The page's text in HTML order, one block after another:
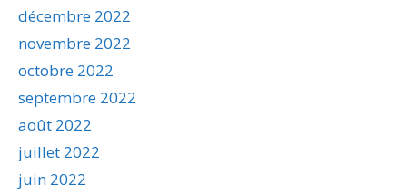
décembre 2022
novembre 2022
octobre 2022
septembre 2022
août 2022
juillet 2022
juin 2022